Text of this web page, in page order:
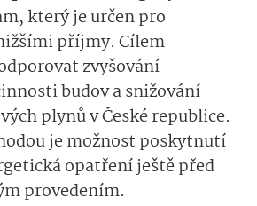
který je určen pro
příjmy. Cílem
zvyšování
budov a snižování
plynů v České republice.
je možnost poskytnutí
opatření ještě před
provedením.